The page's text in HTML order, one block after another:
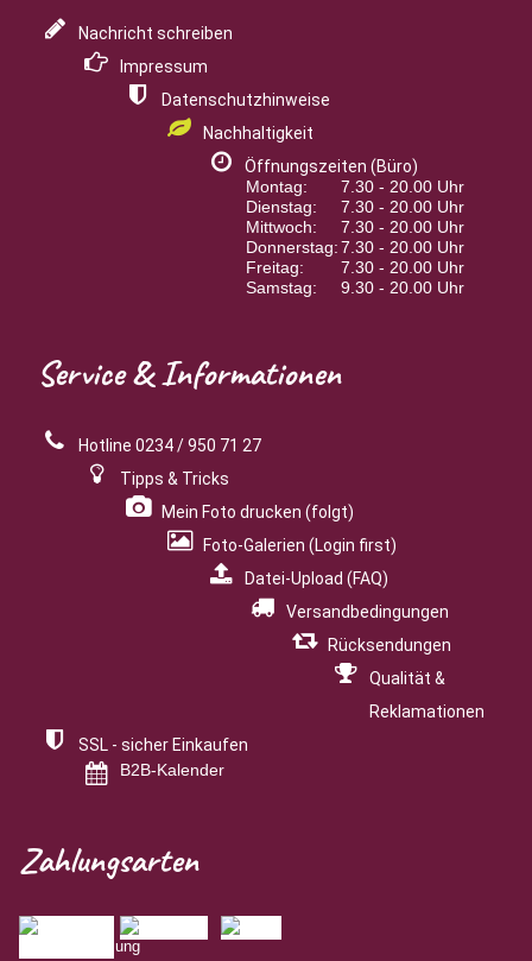
Nachricht schreiben
Impressum
Datenschutzhinweise
Nachhaltigkeit
Öffnungszeiten (Büro)
Montag:
7.30 - 20.00 Uhr
Dienstag:
7.30 - 20.00 Uhr
Mittwoch:
7.30 - 20.00 Uhr
Donnerstag:7.30 - 20.00 Uhr
Freitag:
7.30 - 20.00 Uhr
Samstag:
9.30 - 20.00 Uhr
Service& Informationen
Hotline 0234 / 950 71 27
Tipps & Tricks
Mein Foto drucken (folgt)
Foto-Galerien (Login first)
Datei-Upload (FAQ)
Versandbedingungen
Rücksendungen
Qualität &
Reklamationen
SSL - sicher Einkaufen
B2B-Kalender
Zahlungsarten